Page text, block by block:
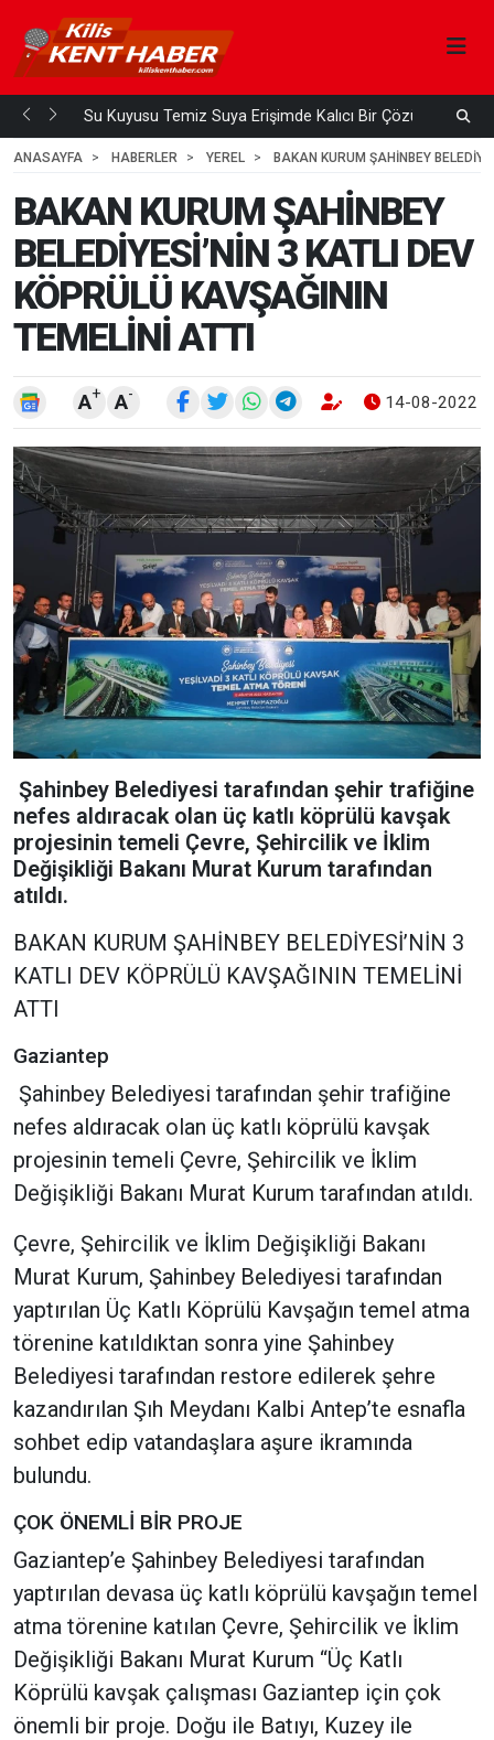
Su Kuyusu Temiz Suya Erişimde Kalıcı Bir Çözüm
4
ANASAYFA HABERLER YEREL BAKAN KURUM ŞAHİNBEY
BAKAN KURUM ŞAHİNBEY
BELEDİYESİ’NİN 3 KATLI DEV
KÖPRÜLÜ KAVŞAĞININ
TEMELİNİ ATTI
A+ A- 14-08-2022
Şahinbey Belediyesi tarafından şehir trafiğine
nefes aldıracak olan üç katlı köprülü kavşak
projesinin temeli Çevre, Şehircilik ve İklim
Değişikliği Bakanı Murat Kurum tarafından
atıldı.
BAKAN KURUM ŞAHİNBEY BELEDİYESİ’NİN 3
KATLI DEV KÖPRÜLÜ KAVŞAĞININ TEMELİNİ
ATTI
Gaziantep
Şahinbey Belediyesi tarafından şehir trafiğine
nefes aldıracak olan üç katlı köprülü kavşak
projesinin temeli Çevre, Şehircilik ve İklim
Değişikliği Bakanı Murat Kurum tarafından atıldı.
Çevre, Şehircilik ve İklim Değişikliği Bakanı
Murat Kurum, Şahinbey Belediyesi tarafından
yaptırılan Üç Katlı Köprülü Kavşağın temel atma
törenine katıldıktan sonra yine Şahinbey
Belediyesi tarafından restore edilerek şehre
kazandırılan Şıh Meydanı Kalbi Antep’te esnafla
sohbet edip vatandaşlara aşure ikramında
bulundu.
ÇOK ÖNEMLİ BİR PROJE
Gaziantep’e Şahinbey Belediyesi tarafından
yaptırılan devasa üç katlı köprülü kavşağın temel
atma törenine katılan Çevre, Şehircilik ve İklim
Değişikliği Bakanı Murat Kurum “Üç Katlı
Köprülü kavşak çalışması Gaziantep için çok
önemli bir proje. Doğu ile Batıyı, Kuzey ile